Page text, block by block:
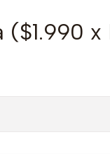
($1.990